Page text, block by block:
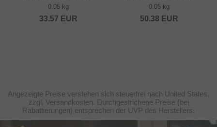
0.05 kg
33.57 EUR
0.05 kg
50.38 EUR
Angezeigte Preise verstehen sich steuerfrei nach United States,
zzgl. Versandkosten. Durchgestrichene Preise (bei
Rabattierungen) entsprechen der UVP des Herstellers.